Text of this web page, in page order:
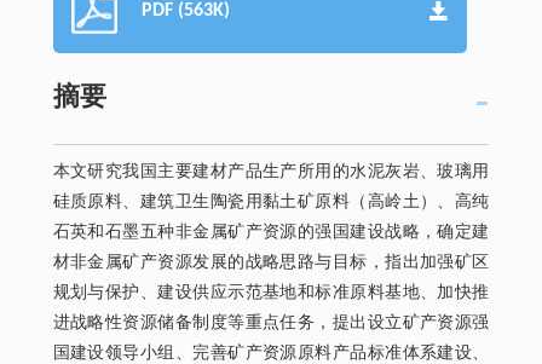
PDF (563K)
摘要
本文研究我国主要建材产品生产所用的水泥灰岩、玻璃用
硅质原料、建筑卫生陶瓷用黏土矿原料（高岭土）、高纯
石英和石墨五种非金属矿产资源的强国建设战略，确定建
材非金属矿产资源发展的战略思路与目标，指出加强矿区
规划与保护、建设供应示范基地和标准原料基地、加快推
进战略性资源储备制度等重点任务，提出设立矿产资源强
国建设领导小组、完善矿产资源原料产品标准体系建设、